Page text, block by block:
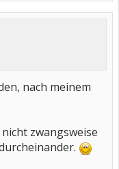
nach meinem
zwangsweise